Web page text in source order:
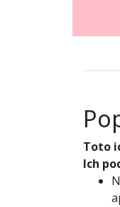
Toto
Ich